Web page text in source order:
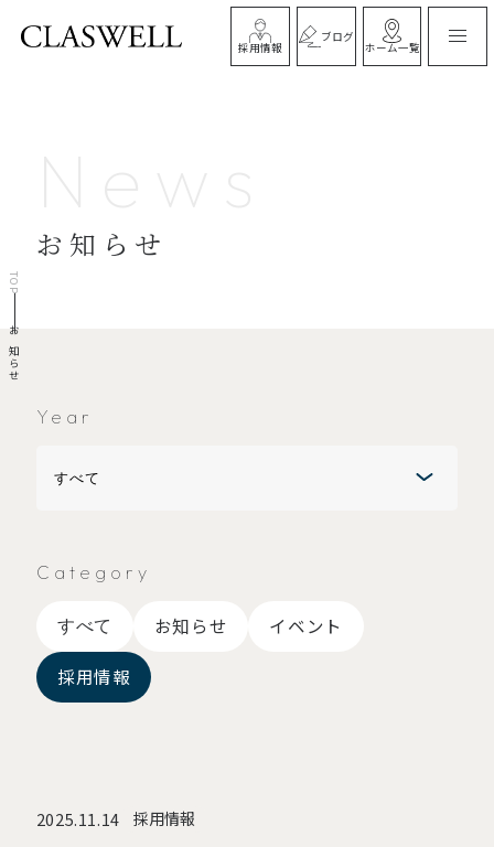
採用情報
ブログ
ホーム一覧
お知らせ
TOP
お知らせ
Year
Category
すべて お知らせ イベント
採用情報
2025.11.14 採用情報